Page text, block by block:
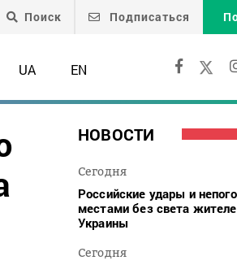
Поиск Подписаться
UA EN
НОВОСТИ
Сегодня
Российские удары и
местами без света
Украины
Сегодня